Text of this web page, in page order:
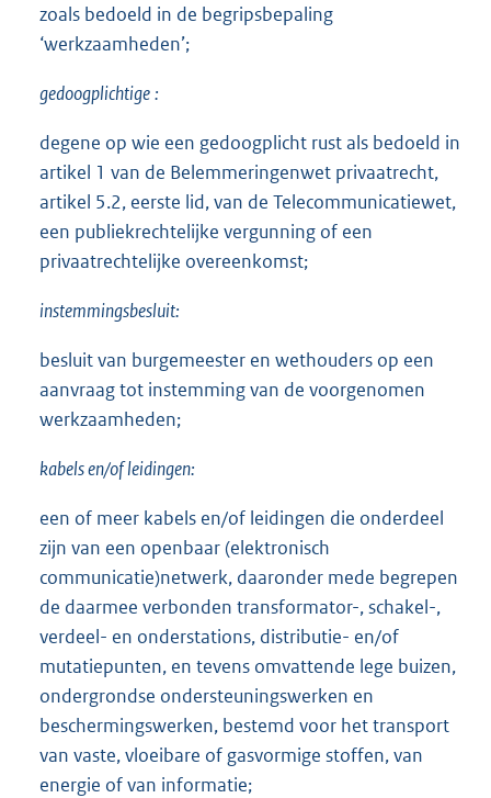
zoals bedoeld in de begripsbepaling
‘werkzaamheden’;
gedoogplichtige:
degene op wie een gedoogplicht rust als bedoeld in
artikel 1 van de Belemmeringenwet privaatrecht,
artikel 5.2, eerste lid, van de Telecommunicatiewet,
een publiekrechtelijke vergunning of een
privaatrechtelijke overeenkomst;
instemmingsbesluit:
besluit van burgemeester en wethouders op een
aanvraag tot instemming van de voorgenomen
werkzaamheden;
kabels en/of leidingen:
een of meer kabels en/of leidingen die onderdeel
zijn van een openbaar (elektronisch
communicatie)netwerk, daaronder mede begrepen
de daarmee verbonden transformator-, schakel-,
verdeel- en onderstations, distributie- en/of
mutatiepunten, en tevens omvattende lege buizen,
ondergrondse ondersteuningswerken en
beschermingswerken, bestemd voor het transport
van vaste, vloeibare of gasvormige stoffen, van
energie of van informatie;